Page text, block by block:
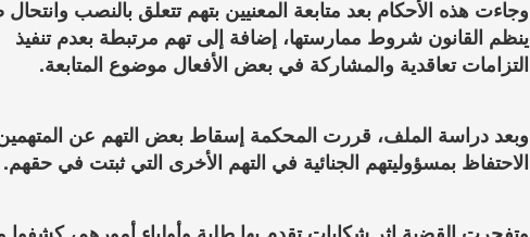
وجاءت هذه الأحكام بعد متابعة المعنيين بتهم تتعلق بالنصب وانتحال
ينظم القانون شروط ممارستها، إضافة إلى تهم مرتبطة بعدم تنفيذ
التزامات تعاقدية والمشاركة في بعض الأفعال موضوع المتابعة.
وبعد دراسة الملف، قررت المحكمة إسقاط بعض التهم عن
الاحتفاظ بمسؤوليتهم الجنائية في التهم الأخرى التي ثبتت في حقهم.